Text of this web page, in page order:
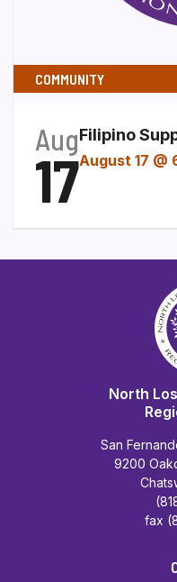
COMMUNITY
Aug
17
Filipino
August 17 @
North
San
9200
fax